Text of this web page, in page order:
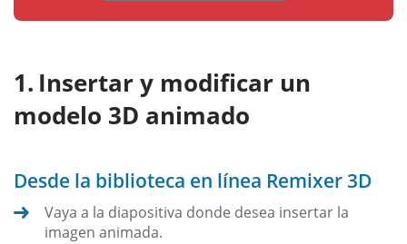
Insertar y modificar un
modelo 3D animado
Desde la biblioteca en línea Remixer 3D
Vaya a la diapositiva donde desea insertar la
imagen animada.